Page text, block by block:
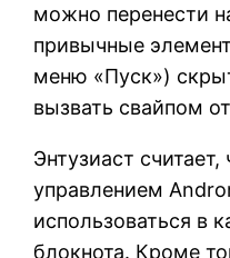
можно перенести
привычные
меню «Пуск»)
вызвать свайпом
Энтузиаст
управлением
использоваться в
блокнота. Кроме